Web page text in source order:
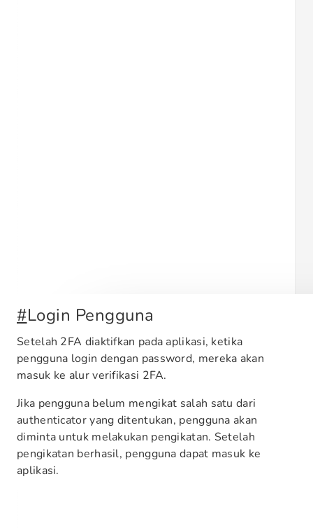
#Login Pengguna
Setelah 2FA diaktifkan pada aplikasi, ketika
pengguna login dengan password, mereka akan
masuk ke alur verifikasi 2FA.
Jika pengguna belum mengikat salah satu dari
authenticator yang ditentukan, pengguna akan
diminta untuk melakukan pengikatan. Setelah
pengikatan berhasil, pengguna dapat masuk ke
aplikasi.